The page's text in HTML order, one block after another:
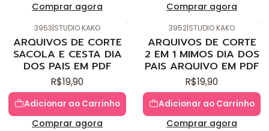
Comprar agora Comprar agora
3953|STUDIO KAKO
ARQUIVOS DE CORTE
SACOLA E CESTA DIA
DOS PAIS EM PDF
R$19,90
Adicionar ao Carrinho
Comprar agora
3952|STUDIO KAKO
ARQUIVOS DE CORTE
2 EM 1 MIMOS DIA DOS
PAIS ARQUIVO EM PDF
R$19,90
Adicionar ao Carrinho
Comprar agora